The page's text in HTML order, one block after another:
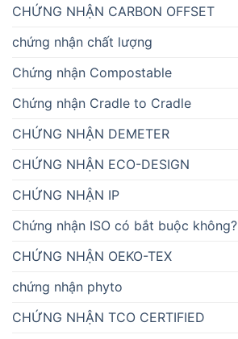
CHỨNG NHẬN CARBON OFFSET
chứng nhận chất lượng
Chứng nhận Compostable
Chứng nhận Cradle to Cradle
CHỨNG NHẬN DEMETER
CHỨNG NHẬN ECO-DESIGN
CHỨNG NHẬN IP
Chứng nhận ISO có bắt buộc không?
CHỨNG NHẬN OEKO-TEX
chứng nhận phyto
CHỨNG NHẬN TCO CERTIFIED